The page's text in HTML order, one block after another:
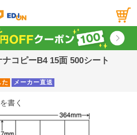
コピーB4 15面 500シート
た メーカー直送
書く